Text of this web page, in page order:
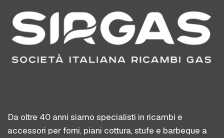
Da oltre 40 anni siamo specialisti in ricambi e
accessori per forni, piani cottura, stufe e barbeque a